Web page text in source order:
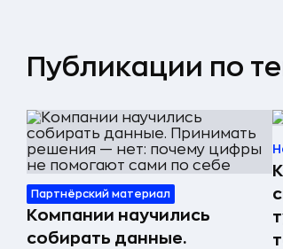
Публикации по
Партнёрский материал
Компании научились
собирать данные.